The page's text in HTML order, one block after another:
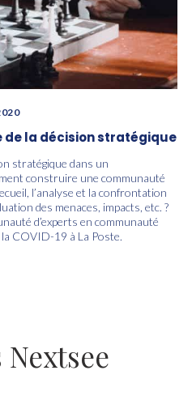
de la décision stratégique
stratégique dans un
construire une communauté
l’analyse et la confrontation
des menaces, impacts, etc. ?
d’experts en communauté
la COVID-19 à La Poste.
Nextsee